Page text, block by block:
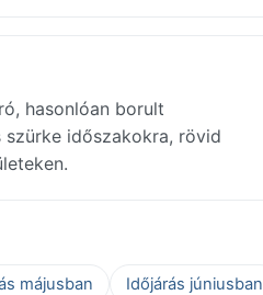
hasonlóan borult
időszakokra, rövid
májusban
Időjárás júniusban